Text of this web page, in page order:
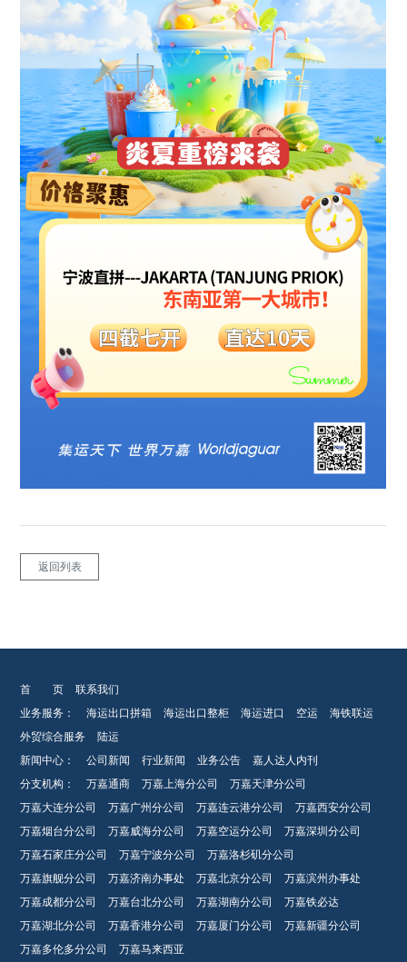
返回列表
首 页
联系我们
业务服务：
海运出口拼箱 海运出口整柜 海运进口 空运
海铁联运
外贸综合服务
陆运
新闻中心：
公司新闻 行业新闻 业务公告
嘉人达人内刊
分支机构：
万嘉通商 万嘉上海分公司
万嘉天津分公司
万嘉大连分公司
万嘉广州分公司 万嘉连云港分公司
万嘉西安分公司
万嘉烟台分公司
万嘉威海分公司 万嘉空运分公司
万嘉深圳分公司
万嘉石家庄分公司
万嘉宁波分公司
万嘉洛杉矶分公司
万嘉旗舰分公司
万嘉济南办事处 万嘉北京分公司
万嘉滨州办事处
万嘉成都分公司
万嘉台北分公司 万嘉湖南分公司
万嘉铁必达
万嘉湖北分公司
万嘉香港分公司 万嘉厦门分公司
万嘉新疆分公司
万嘉多伦多分公司
万嘉马来西亚